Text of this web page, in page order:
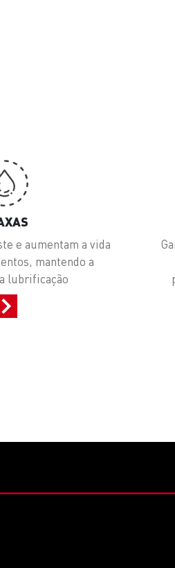
e aumentam a vida
mantendo a
lubrificação